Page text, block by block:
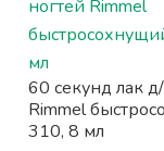
60 секунд лак
Rimmel
310, 8 мл